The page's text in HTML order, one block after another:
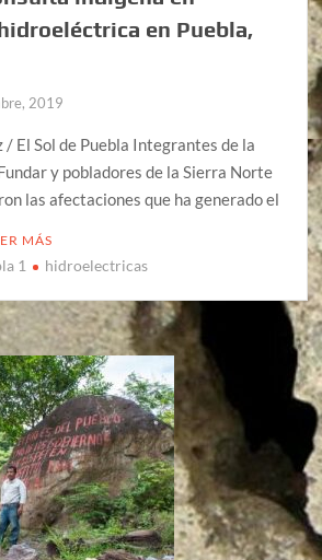
en Puebla,
2019
El Sol de Puebla Integrantes de la
y pobladores de la Sierra Norte
las afectaciones que ha generado el
MÁS
1 hidroelectricas